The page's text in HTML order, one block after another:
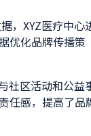
，XYZ医疗中心
优化品牌传播策
社区活动和公益
任感，提高了品